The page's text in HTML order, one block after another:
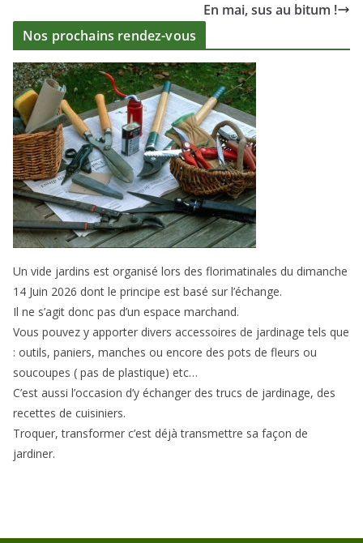
En mai, sus au bitum !
Nos prochains rendez-vous
Un vide jardins est organisé lors des florimatinales du dimanche
14 Juin 2026 dont le principe est basé sur l’échange.
Il ne s’agit donc pas d’un espace marchand.
Vous pouvez y apporter divers accessoires de jardinage tels que
: outils, paniers, manches ou encore des pots de fleurs ou
soucoupes ( pas de plastique) etc…
C’est aussi l’occasion d’y échanger des trucs de jardinage, des
recettes de cuisiniers.
Troquer, transformer c’est déjà transmettre sa façon de
jardiner.